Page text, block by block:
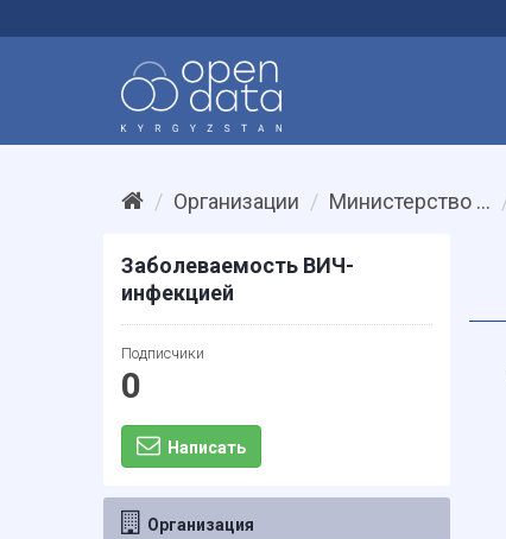
Организации Министерство ...
Заболеваемость ВИЧ-
инфекцией
Подписчики
0
Написать
Организация